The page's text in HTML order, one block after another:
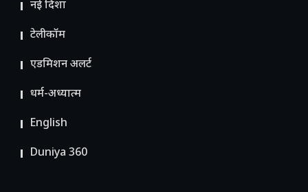
नई दिशा
टेलीकॉम
ए​डमिशन अलर्ट
धर्म-अध्यात्म
English
Duniya 360